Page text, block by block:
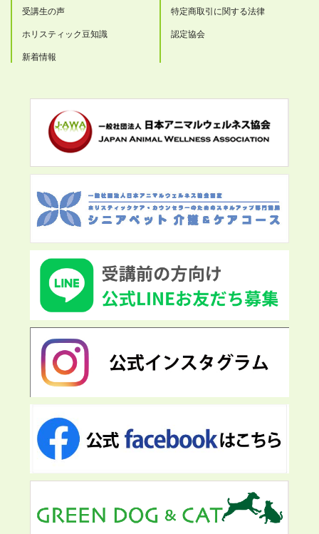
受講生の声
ホリスティック豆知識
新着情報
特定商取引に関する法律
認定協会